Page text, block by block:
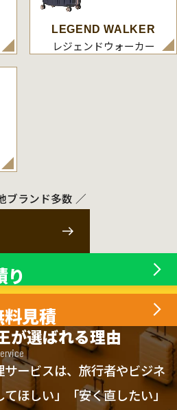
LEGEND WALKER
レジェンドウォーカー
ブランド多数 ／
り
料見積
が選ばれる理由
ービスは、旅行者やビジネ
ほしい」「安く直したい」